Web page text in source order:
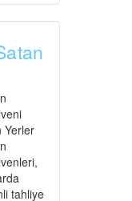
Yerler
tahliye